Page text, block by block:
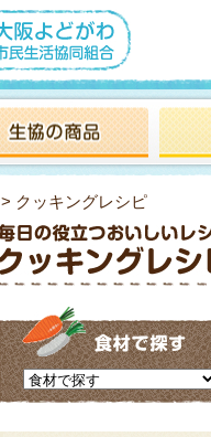
> クッキングレシピ